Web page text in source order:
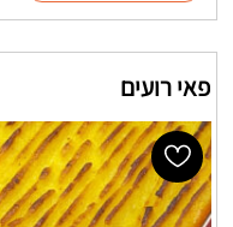
פאי רועים